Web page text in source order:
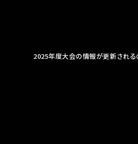
2025年度大会の情報が更新される